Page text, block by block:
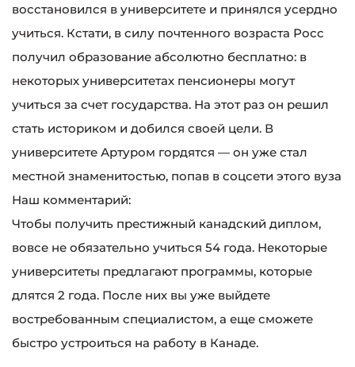
восстановился в университете и принялся усердно
учиться. Кстати, в силу почтенного возраста Росс
получил образование абсолютно бесплатно: в
некоторых университетах пенсионеры могут
учиться за счет государства. На этот раз он решил
стать историком и добился своей цели. В
университете Артуром гордятся — он уже стал
местной знаменитостью, попав в соцсети этого вуза
Наш комментарий:
Чтобы получить престижный канадский диплом,
вовсе не обязательно учиться 54 года. Некоторые
университеты предлагают программы, которые
длятся 2 года. После них вы уже выйдете
востребованным специалистом, а еще сможете
быстро устроиться на работу в Канаде.